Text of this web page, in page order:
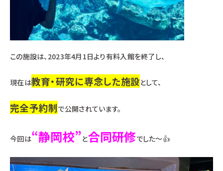
この施設は、2023年4月1日より有料入館を終了し、
現在は教育・研究に専念した施設として、
完全予約制で公開されています。
今回は“静岡校”と合同研修でした～👍